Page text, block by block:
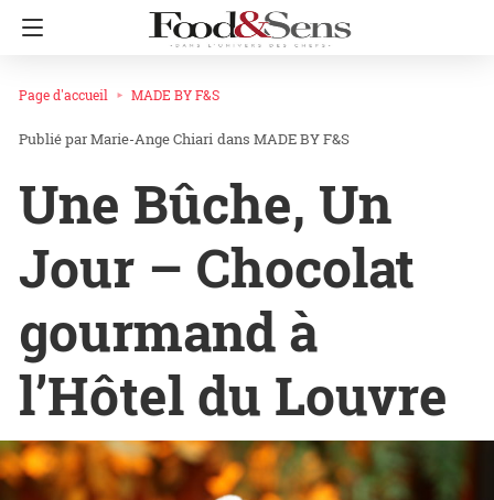
Page d'accueil MADE BY F&S
Marie-Ange Chiari dans MADE BY F&S
Une Bûche, Un
Jour – Chocolat
gourmand à
l’Hôtel du Louvre